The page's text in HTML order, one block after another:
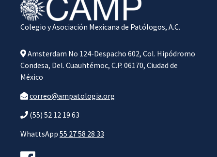
Colegio y Asociación Mexicana de Patólogos, A.C.
Amsterdam No 124-Despacho 602, Col. Hipódromo
Condesa, Del. Cuauhtémoc, C.P. 06170, Ciudad de
México
correo@ampatologia.org
(55) 52 12 19 63
WhattsApp 55 27 58 28 33